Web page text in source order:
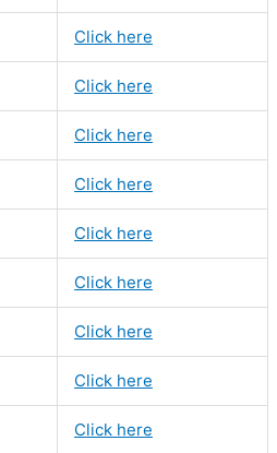
Click here
Click here
Click here
Click here
Click here
Click here
Click here
Click here
Click here